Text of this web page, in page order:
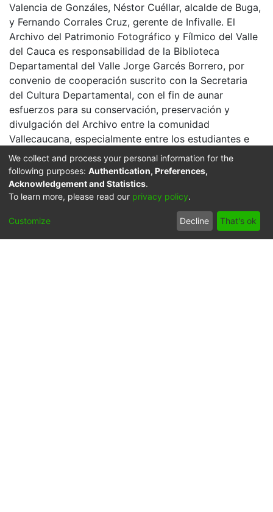
Valencia de Gonzáles, Néstor Cuéllar, alcalde de Buga,
y Fernando Corrales Cruz, gerente de Infivalle. El
Archivo del Patrimonio Fotográfico y Fílmico del Valle
del Cauca es responsabilidad de la Biblioteca
Departamental del Valle Jorge Garcés Borrero, por
convenio de cooperación suscrito con la Secretaria
del Cultura Departamental, con el fin de aunar
esfuerzos para su conservación, preservación y
divulgación del Archivo entre la comunidad
Vallecaucana, especialmente entre los estudiantes e
investigadores que visitan la Biblioteca, propiciando el
su uso y consulta permanente. La universidad Icesi es
un colaborador en el proceso de difusión, facilitando
la tecnología que permite la consulta de las imágenes.
Click on the image to open the gallery.
Citation
We collect and process your personal information for the
following purposes: Authentication, Preferences,
Acknowledgement and Statistics.
To learn more, please read our privacy policy.
Customize Decline That's ok